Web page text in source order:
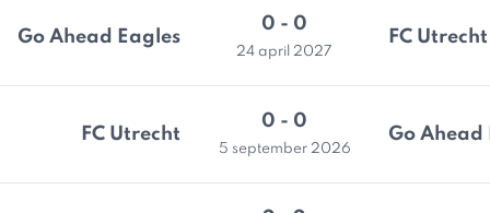
Go Ahead Eagles
0 - 0
24 april 2027
FC Utrecht
FC Utrecht
0 - 0
5 september 2026
Go Ahead